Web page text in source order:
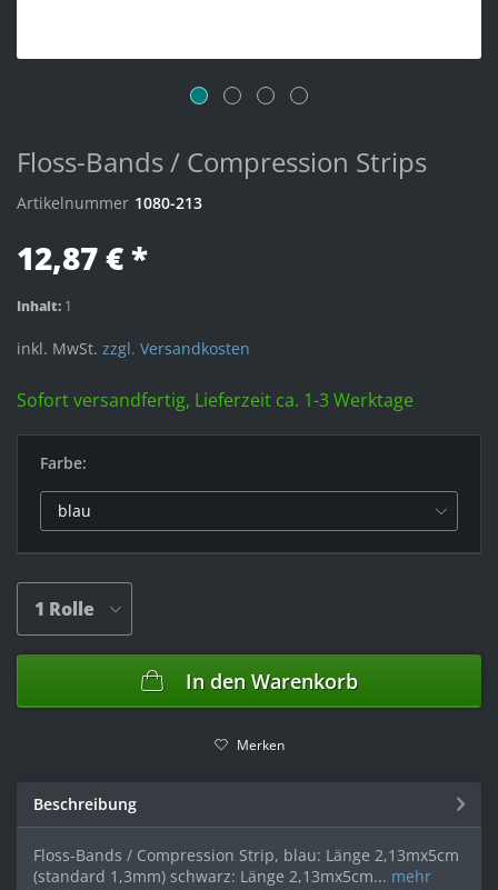
Floss-Bands / Compression Strips
Artikelnummer 1080-213
12,87 € *
Inhalt: 1
inkl. MwSt. zzgl. Versandkosten
Sofort versandfertig, Lieferzeit ca. 1-3 Werktage
Farbe:
In den Warenkorb
Merken
Beschreibung
Floss-Bands / Compression Strip, blau: Länge 2,13mx5cm
(standard 1,3mm) schwarz: Länge 2,13mx5cm... mehr